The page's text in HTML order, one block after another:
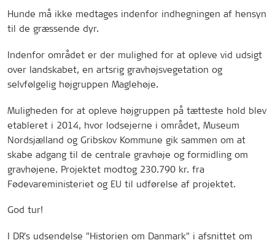
Hunde må ikke medtages indenfor indhegningen af hensyn
til de græssende dyr.
Indenfor området er der mulighed for at opleve vid udsigt
over landskabet, en artsrig gravhøjsvegetation og
selvfølgelig højgruppen Maglehøje.
Muligheden for at opleve højgruppen på tætteste hold blev
etableret i 2014, hvor lodsejerne i området, Museum
Nordsjælland og Gribskov Kommune gik sammen om at
skabe adgang til de centrale gravhøje og formidling om
gravhøjene. Projektet modtog 230.790 kr. fra
Fødevareministeriet og EU til udførelse af projektet.
God tur!
I DR's udsendelse "Historien om Danmark" i afsnittet om